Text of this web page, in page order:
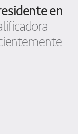
en